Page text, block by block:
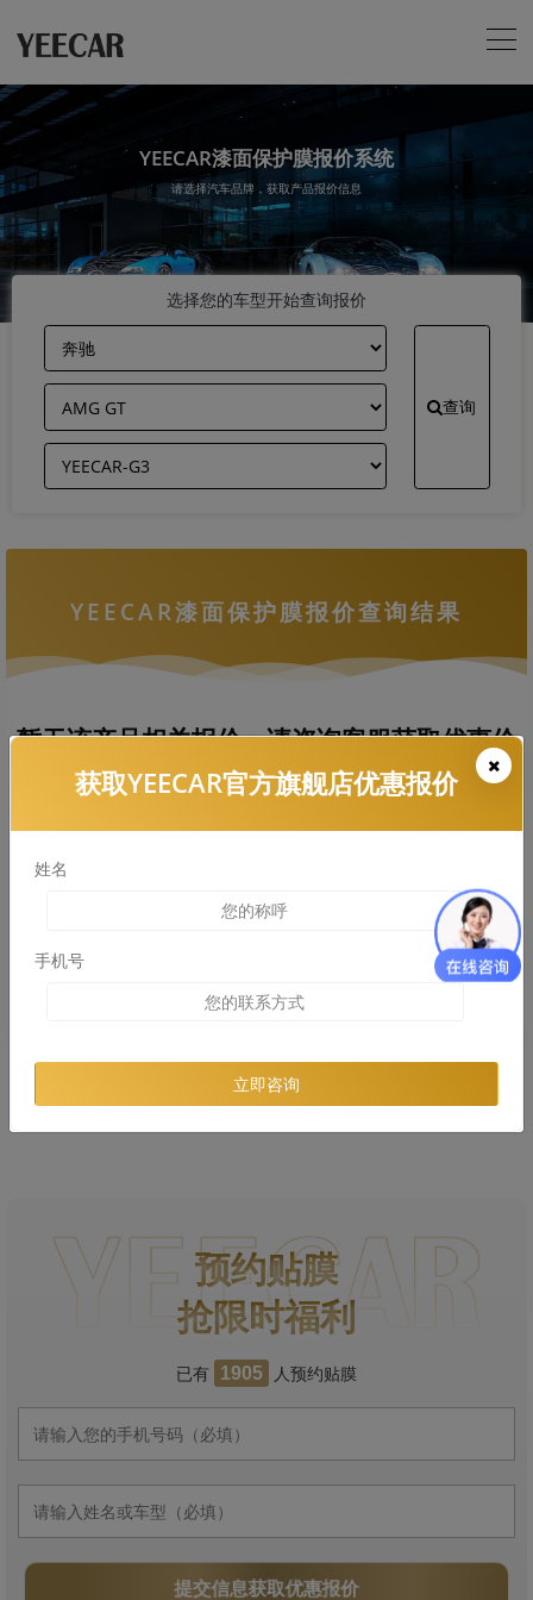
YEECAR漆面保护膜报价系统
请选择汽车品牌，获取产品报价信息
选择您的车型开始查询报价
查询
YEECAR漆面保护膜报价查询结果
暂无该产品相关报价，请咨询客服获取优惠价
格
预约贴膜
抢限时福利
已有 1905 人预约贴膜
提交信息获取优惠报价
获取YEECAR官方旗舰店优惠报价
姓名
手机号
立即咨询